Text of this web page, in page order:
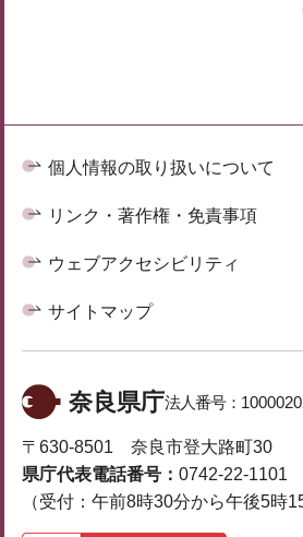
個人情報の取り扱いについて
リンク・著作権・免責事項
ウェブアクセシビリティ
サイトマップ
奈良県庁法人番号：
〒630-8501 奈良市登大路町30
県庁代表電話番号： 0742-22-1101
（受付：午前8時30分から午後5時